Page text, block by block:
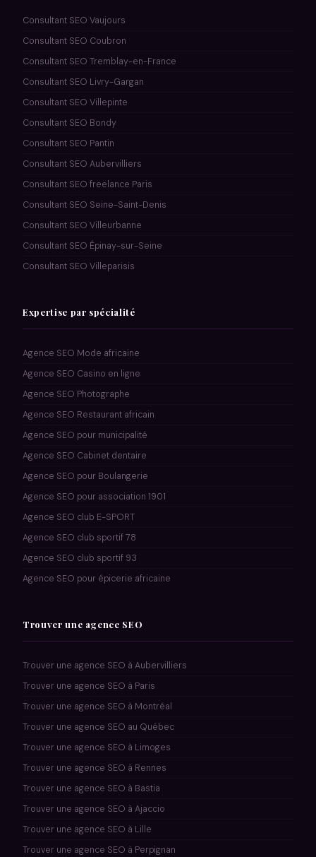
Consultant SEO Vaujours
Consultant SEO Coubron
Consultant SEO Tremblay-en-France
Consultant SEO Livry-Gargan
Consultant SEO Villepinte
Consultant SEO Bondy
Consultant SEO Pantin
Consultant SEO Aubervilliers
Consultant SEO freelance Paris
Consultant SEO Seine-Saint-Denis
Consultant SEO Villeurbanne
Consultant SEO Épinay-sur-Seine
Consultant SEO Villeparisis
Expertise par spécialité
Agence SEO Mode africaine
Agence SEO Casino en ligne
Agence SEO Photographe
Agence SEO Restaurant africain
Agence SEO pour municipalité
Agence SEO Cabinet dentaire
Agence SEO pour Boulangerie
Agence SEO pour association 1901
Agence SEO club E-SPORT
Agence SEO club sportif 78
Agence SEO club sportif 93
Agence SEO pour épicerie africaine
Trouver une agence SEO
Trouver une agence SEO à Aubervilliers
Trouver une agence SEO à Paris
Trouver une agence SEO à Montréal
Trouver une agence SEO au Québec
Trouver une agence SEO à Limoges
Trouver une agence SEO à Rennes
Trouver une agence SEO à Bastia
Trouver une agence SEO à Ajaccio
Trouver une agence SEO à Lille
Trouver une agence SEO à Perpignan